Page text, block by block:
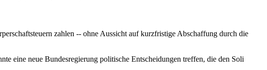
zahlen -- ohne Aussicht auf kurzfristige Abschaffung durch die
eine neue Bundesregierung politische Entscheidungen treffen, die den Soli